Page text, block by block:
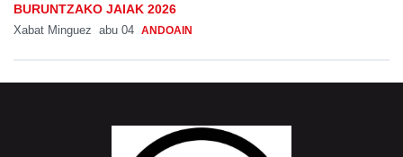
BURUNTZAKO JAIAK 2026
Xabat Minguez abu 04 ANDOAIN